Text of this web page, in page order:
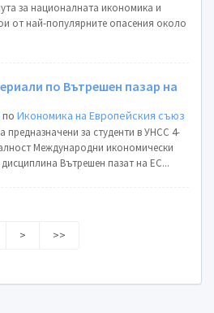
за националната икономика и
от най-популярните опасения около
по Вътрешен пазар на
поИкономика на Европейския съюз
предназначени за студенти в УНСС 4-
Международни икономически
Вътрешен пазат на ЕС...
> >>